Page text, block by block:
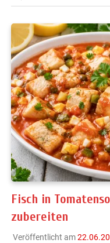
Fisch in
zubereiten
Veröffentlicht am